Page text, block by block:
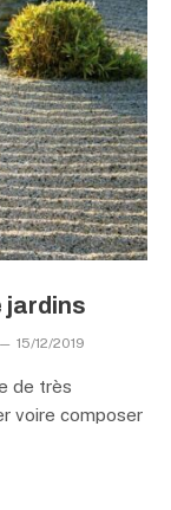
jardins
15/12/2019
de très
voire composer